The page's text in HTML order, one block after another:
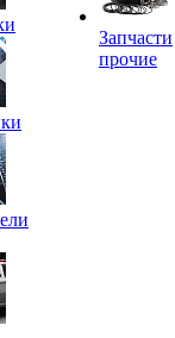
Запчасти
прочие